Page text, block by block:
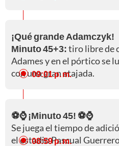
¡Qué grande Adamczyk!
Minuto 45+3:tiro libre de
Adames y en el pórtico se
con una gran atajada.
09:01 p. m.
⚽⌚ ¡Minuto 45! ⚽⌚
Se juega el tiempo de
el estadio Pascual
08:59 p. m.